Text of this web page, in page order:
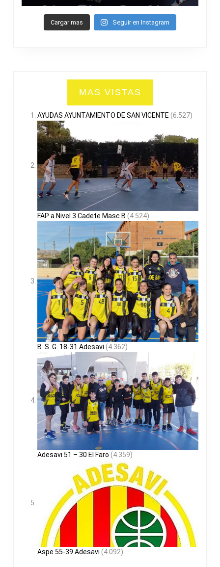
Cargar mas Seguir en Instagram
MAS VISTAS
AYUDAS AYUNTAMIENTO DE SAN VICENTE (6.527)
FAP a Nivel 3 Cadete Masc B (4.524)
B. S. G. 18-31 Adesavi (4.362)
Adesavi 51 – 30 El Faro (4.359)
Aspe 55-39 Adesavi (4.092)